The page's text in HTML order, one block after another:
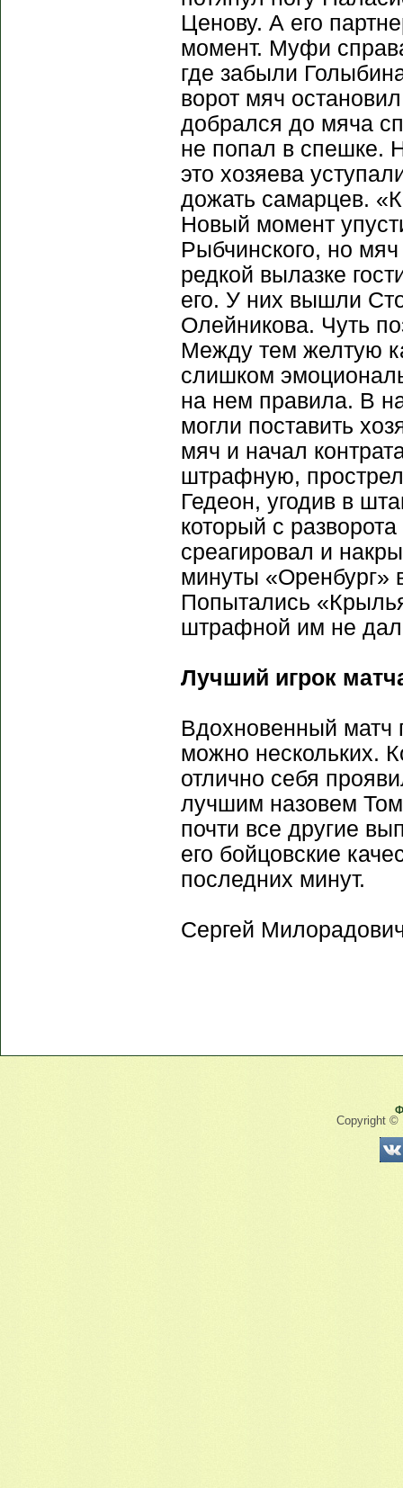
Ценову. А его
момент. Муфи
где забыли
ворот мяч
добрался до мяча
не попал в спешке.
это хозяева
дожать самарцев.
Новый момент
Рыбчинского, но
редкой вылазке
его. У них вышли
Олейникова. Чуть
Между тем желтую
слишком
на нем правила. В
могли поставить
мяч и начал
штрафную, прострел
Гедеон, угодив в
который с
среагировал и
минуты «Оренбург»
Попытались
штрафной им не
Лучший игрок
Вдохновенный матч
можно нескольких.
отлично себя
лучшим назовем
почти все другие
его бойцовские
последних минут.
Сергей
Copyright ©